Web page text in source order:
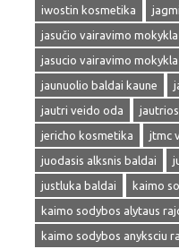
iwostin kosmetika
jasučio vairavimo mokykla
jasucio vairavimo
jaunuolio baldai kaune
jautri veido oda
jericho kosmetika
jtmc
juodasis alksnis baldai
justluka baldai
kaimo
kaimo sodybos alytaus
kaimo sodybos anyksciu